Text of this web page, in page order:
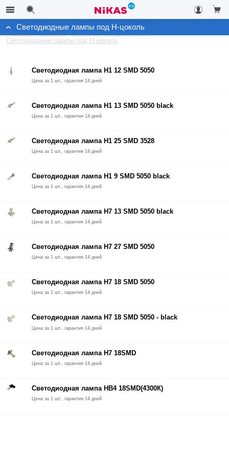
Автосвет
Светодиодная продукция
Светодиодные лампы под H-цоколь
Светодиодные лампы под H-цоколь
Светодиодная лампа Н1 12 SMD 5050
Цена за 1 шт., гарантия 14 дней
Светодиодная лампа Н1 13 SMD 5050 black
Цена за 1 шт., гарантия 14 дней
Светодиодная лампа Н1 25 SMD 3528
Цена за 1 шт., гарантия 14 дней
Светодиодная лампа Н1 9 SMD 5050 black
Цена за 1 шт., гарантия 14 дней
Светодиодная лампа Н7 13 SMD 5050 black
Цена за 1 шт., гарантия 14 дней
Светодиодная лампа Н7 27 SMD 5050
Цена за 1 шт., гарантия 14 дней
Светодиодная лампа Н7 18 SMD 5050
Цена за 1 шт., гарантия 14 дней
Светодиодная лампа Н7 18 SMD 5050 - black
Цена за 1 шт., гарантия 14 дней
Светодиодная лампа Н7 18SMD
Цена за 1 шт., гарантия 14 дней
Светодиодная лампа НВ4 18SMD(4300К)
Цена за 1 шт., гарантия 14 дней